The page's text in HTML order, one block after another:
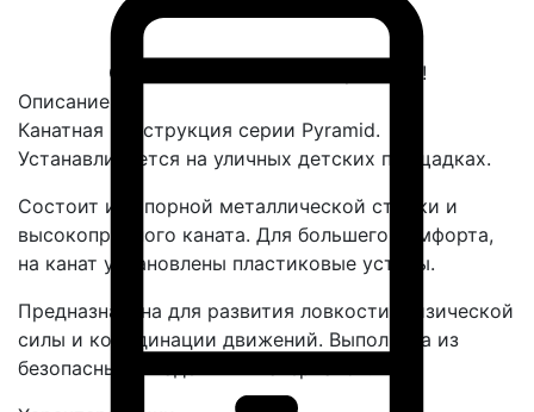
Спасибо, сообщение отправлено!
Описание
Канатная конструкция серии Pyramid.
Устанавливается на уличных детских площадках.
Состоит из опорной металлической стойки и
высокопрочного каната. Для большего комфорта,
на канат установлены пластиковые уступы.
Предназначена для развития ловкости, физической
силы и координации движений. Выполнена из
безопасных и надёжных материалов.